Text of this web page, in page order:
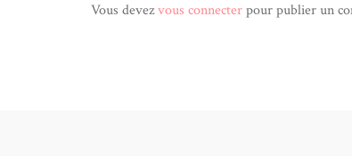
Vous devezvous connecterpour publier un